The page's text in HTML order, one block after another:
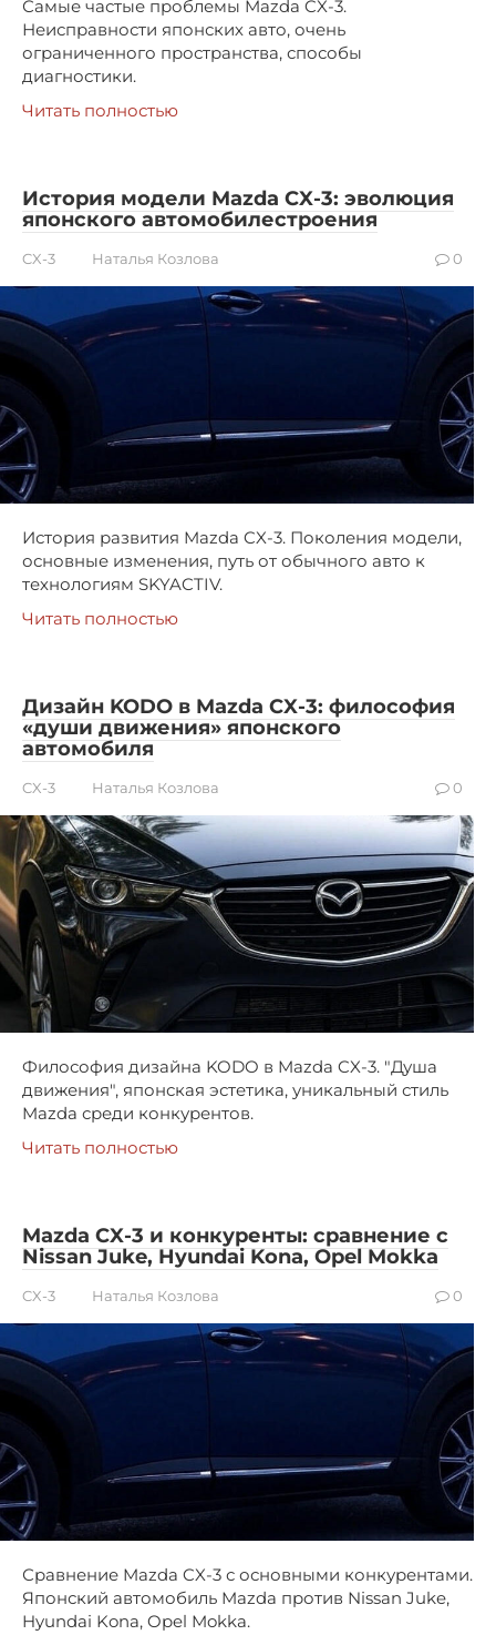
Самые частые проблемы Mazda CX-3.
Неисправности японских авто, очень
ограниченного пространства, способы
диагностики.
Читать полностью
История модели Mazda CX-3: эволюция
японского автомобилестроения
CX-3 Наталья Козлова 0
История развития Mazda CX-3. Поколения модели,
основные изменения, путь от обычного авто к
технологиям SKYACTIV.
Читать полностью
Дизайн KODO в Mazda CX-3: философия
«души движения» японского
автомобиля
CX-3 Наталья Козлова 0
Философия дизайна KODO в Mazda CX-3. "Душа
движения", японская эстетика, уникальный стиль
Mazda среди конкурентов.
Читать полностью
Mazda CX-3 и конкуренты: сравнение с
Nissan Juke, Hyundai Kona, Opel Mokka
CX-3 Наталья Козлова 0
Сравнение Mazda CX-3 с основными конкурентами.
Японский автомобиль Mazda против Nissan Juke,
Hyundai Kona, Opel Mokka.